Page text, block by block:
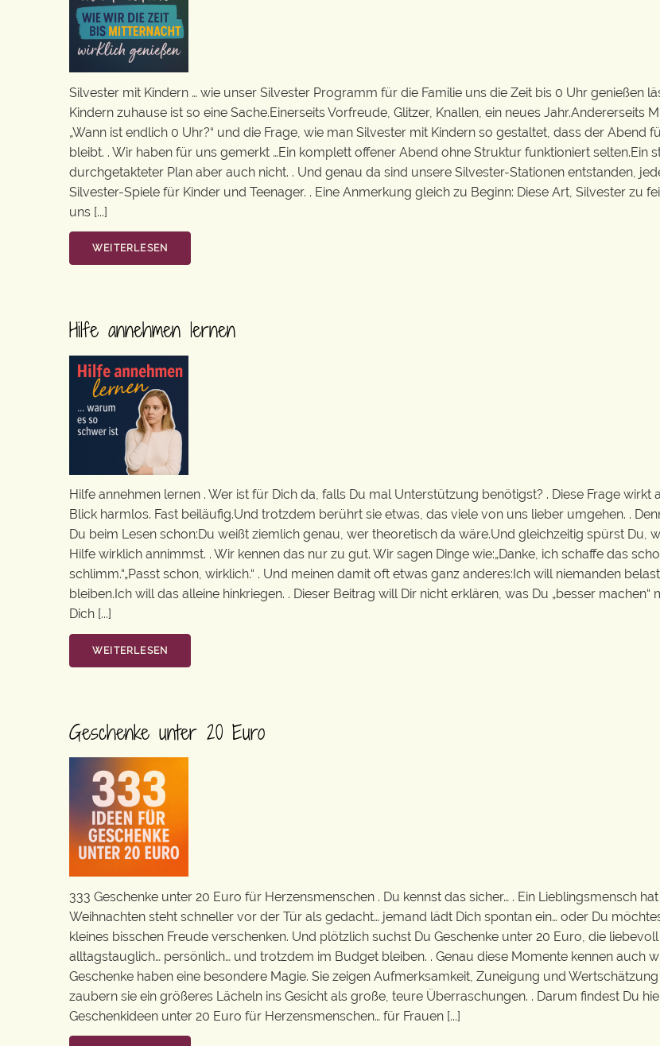
Silvester mit Kindern … wie unser Silvester Programm für die Familie uns die Zeit bis 0 Uhr genießen
Kindern zuhause ist so eine Sache.Einerseits Vorfreude, Glitzer, Knallen, ein neues Jahr.Andererseits
„Wann ist endlich 0 Uhr?“ und die Frage, wie man Silvester mit Kindern so gestaltet, dass der Abend
bleibt. . Wir haben für uns gemerkt …Ein komplett offener Abend ohne Struktur funktioniert selten.Ein
durchgetakteter Plan aber auch nicht. . Und genau da sind unsere Silvester-Stationen entstanden,
Silvester-Spiele für Kinder und Teenager. . Eine Anmerkung gleich zu Beginn: Diese Art, Silvester zu
uns [...]
WEITERLESEN
Hilfe annehmen lernen
Hilfe annehmen lernen . Wer ist für Dich da, falls Du mal Unterstützung benötigst? . Diese Frage wirkt
Blick harmlos. Fast beiläufig.Und trotzdem berührt sie etwas, das viele von uns lieber umgehen. .
Du beim Lesen schon:Du weißt ziemlich genau, wer theoretisch da wäre.Und gleichzeitig spürst Du,
Hilfe wirklich annimmst. . Wir kennen das nur zu gut. Wir sagen Dinge wie:„Danke, ich schaffe das
schlimm.“„Passt schon, wirklich.“ . Und meinen damit oft etwas ganz anderes:Ich will niemanden
bleiben.Ich will das alleine hinkriegen. . Dieser Beitrag will Dir nicht erklären, was Du „besser machen“
Dich [...]
WEITERLESEN
Geschenke unter 20 Euro
333 Geschenke unter 20 Euro für Herzensmenschen . Du kennst das sicher… . Ein Lieblingsmensch
Weihnachten steht schneller vor der Tür als gedacht… jemand lädt Dich spontan ein… oder Du
kleines bisschen Freude verschenken. Und plötzlich suchst Du Geschenke unter 20 Euro, die liebevoll
alltagstauglich… persönlich… und trotzdem im Budget bleiben. . Genau diese Momente kennen auch
Geschenke haben eine besondere Magie. Sie zeigen Aufmerksamkeit, Zuneigung und
zaubern sie ein größeres Lächeln ins Gesicht als große, teure Überraschungen. . Darum findest Du
Geschenkideen unter 20 Euro für Herzensmenschen… für Frauen [...]